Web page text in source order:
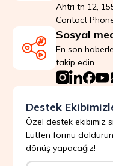
Ahtri tn 12,
Contact
Sosyal
En son
takip edin.
Destek
Özel destek ekibimiz
Lütfen formu
dönüş yapacağız!